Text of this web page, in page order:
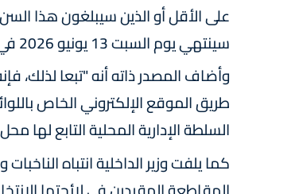
سينتهي يوم السبت 13 يونيو 2026 في تمام الساعة الثانية عشرة (12) ليلا".
وأضاف المصدر ذاته أنه "تبعا لذلك،
السلطة الإدارية المحلية التابع لها
كما يلفت وزير الداخلية انتباه